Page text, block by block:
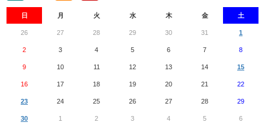
日 月 火 水 木 金 土
26 27 28 29 30 31 1
2 3 4 5 6 7 8
9 10 11 12 13 14 15
16 17 18 19 20 21 22
23 24 25 26 27 28 29
30 1 2 3 4 5 6